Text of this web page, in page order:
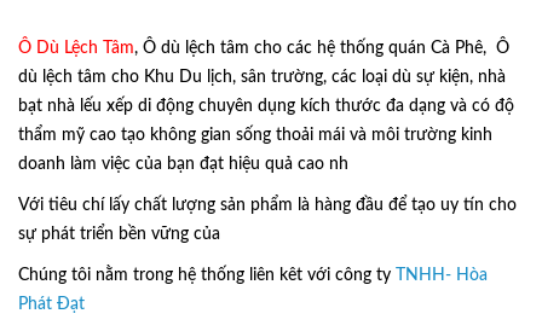
Ô Dù Lệch Tâm, Ô dù lệch tâm cho các hệ thống quán Cà Phê, Ô
dù lệch tâm cho Khu Du lịch, sân trường, các loại dù sự kiện, nhà
bạt nhà lếu xếp di động chuyên dụng kích thước đa dạng và có độ
thẩm mỹ cao tạo không gian sống thoải mái và môi trường kinh
doanh làm việc của bạn đạt hiệu quả cao nh
Với tiêu chí lấy chất lượng sản phẩm là hàng đầu để tạo uy tín cho
sự phát triển bền vững của
Chúng tôi nằm trong hệ thống liên kêt với công ty
TNHH- Hòa
Phát Đạt